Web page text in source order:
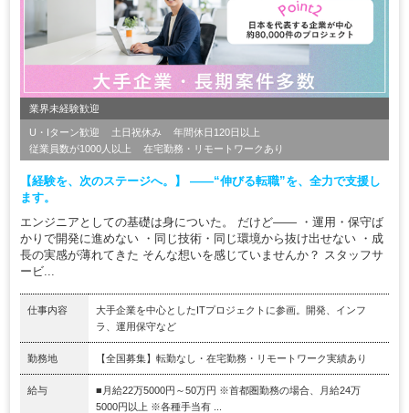
業界未経験歓迎
U・Iターン歓迎 土日祝休み
年間休日120日以上
従業員数が1000人以上
在宅勤務・リモートワークあり
【経験を、次のステージへ。】 ――“伸びる転職”を、全力で支援し
ます。
エンジニアとしての基礎は身についた。 だけど―― ・運用・保守ば
かりで開発に進めない ・同じ技術・同じ環境から抜け出せない ・成
長の実感が薄れてきた そんな想いを感じていませんか？ スタッフサ
ービ...
仕事内容
大手企業を中心としたITプロジェクトに参画。開発、インフ
ラ、運用保守など
勤務地 【全国募集】転勤なし・在宅勤務・リモートワーク実績あり
給与
■月給22万5000円～50万円 ※首都圏勤務の場合、月給24万
5000円以上 ※各種手当有 ...